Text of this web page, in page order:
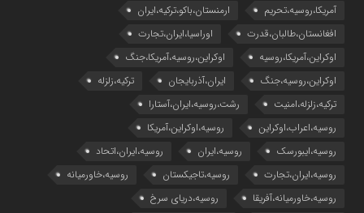
آمریکا،روسیه،تحریم
ارمنستان،باکو،ترکیه،ایران
افغانستان،طالبان،قدرت
اوراسیا،ایران،تجارت
اوکراین،آمریکا،روسیه
اوکراین،روسیه،آمریکا،جنگ
اوکراین،روسیه،جنگ
ایران،آذربایجان
ترکیه،زلزله
ترکیه،زلزله،امنیت
رشت،روسیه،ایران،آستارا
روسیه،اعراب،اوکراین
روسیه،اوکراین،آمریکا
روسیه،ایبورسک
روسیه،ایران
روسیه،ایران،اتحاد
روسیه،ایران،تجارت
روسیه،تاجیکستان
روسیه،خاورمیانه
روسیه،خاورمیانه،آفریقا
روسیه،دریای سرخ